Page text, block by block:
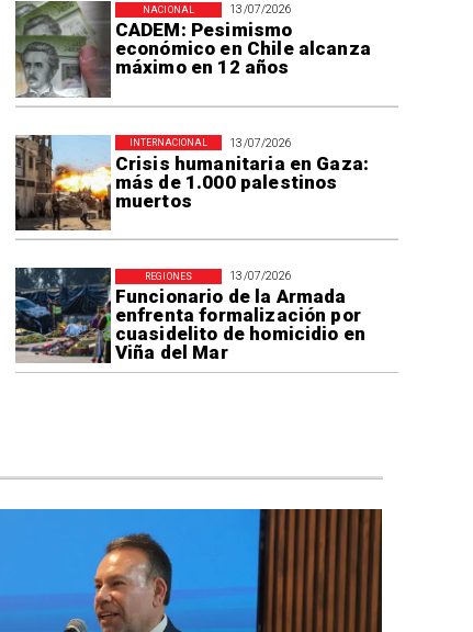
13/07/2026
CADEM: Pesimismo
económico en Chile alcanza
máximo en 12 años
NACIONAL
13/07/2026
Crisis humanitaria en Gaza:
más de 1.000 palestinos
muertos
INTERNACIONAL
13/07/2026
Funcionario de la Armada
enfrenta formalización por
cuasidelito de homicidio en
Viña del Mar
REGIONES